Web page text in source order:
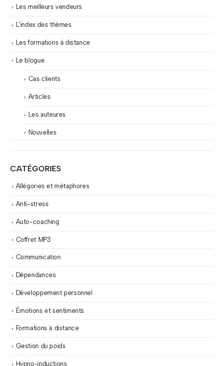
Les meilleurs vendeurs
L’index des thèmes
Les formations à distance
Le blogue
Cas clients
Articles
Les auteures
Nouvelles
CATÉGORIES
Allégories et métaphores
Anti-stress
Auto-coaching
Coffret MP3
Communication
Dépendances
Développement personnel
Émotions et sentiments
Formations à distance
Gestion du poids
Hypno-inductions